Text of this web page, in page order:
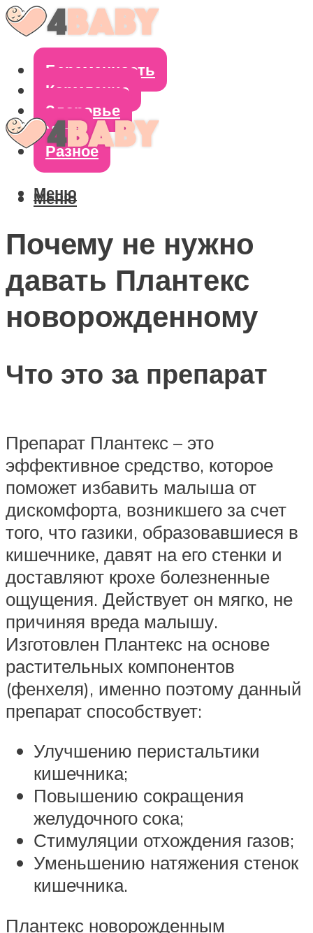
Беременность
Кормление
Здоровье
Уход
Разное
Меню
Меню
Почему не нужно
давать Плантекс
новорожденному
Что это за препарат
Препарат Плантекс – это
эффективное средство, которое
поможет избавить малыша от
дискомфорта, возникшего за счет
того, что газики, образовавшиеся в
кишечнике, давят на его стенки и
доставляют крохе болезненные
ощущения. Действует он мягко, не
причиняя вреда малышу.
Изготовлен Плантекс на основе
растительных компонентов
(фенхеля), именно поэтому данный
препарат способствует:
Улучшению перистальтики
кишечника;
Повышению сокращения
желудочного сока;
Стимуляции отхождения газов;
Уменьшению натяжения стенок
кишечника.
Плантекс новорожденным